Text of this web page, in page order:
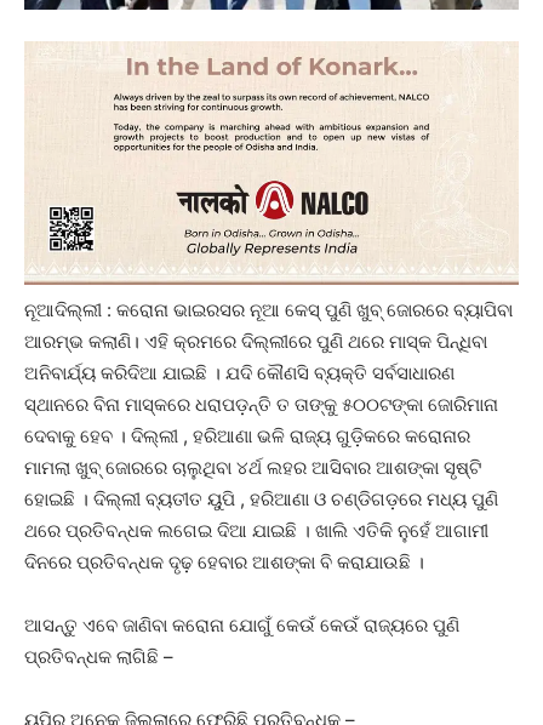
ନୂଆଦିଲ୍ଲୀ : କରୋନା ଭାଇରସର ନୂଆ କେସ୍‌ ପୁଣି ଖୁବ୍‌ ଜୋରରେ ବ୍ୟାପିବା
ଆରମ୍ଭ କଲାଣି। ଏହି କ୍ରମରେ ଦିଲ୍ଲୀରେ ପୁଣି ଥରେ ମାସ୍କ ପିନ୍ଧିବା
ଅନିବାର୍ଯ୍ୟ କରିଦିଆ ଯାଇଛି । ଯଦି କୌଣସି ବ୍ୟକ୍ତି ସର୍ବସାଧାରଣ
ସ୍ଥାନରେ ବିନା ମାସ୍କରେ ଧରାପଡ଼ନ୍ତି ତ ତାଙ୍କୁ ୫୦୦ଟଙ୍କା ଜୋରିମାନା
ଦେବାକୁ ହେବ । ଦିଲ୍ଲୀ , ହରିଆଣା ଭଳି ରାଜ୍ୟ ଗୁଡ଼ିକରେ କରୋନାର
ମାମଲା ଖୁବ୍‌ ଜୋରରେ ଚାଲୁଥିବା ୪ର୍ଥ ଲହର ଆସିବାର ଆଶଙ୍କା ସୃଷ୍ଟି
ହୋଇଛି । ଦିଲ୍ଲୀ ବ୍ୟତୀତ ୟୁପି , ହରିଆଣା ଓ ଚଣ୍ଡିଗଡ଼ରେ ମଧ୍ୟ ପୁଣି
ଥରେ ପ୍ରତିବନ୍ଧକ ଲଗେଇ ଦିଆ ଯାଇଛି । ଖାଲି ଏତିକି ନୁହେଁ ଆଗାମୀ
ଦିନରେ ପ୍ରତିବନ୍ଧକ ଦୃଢ଼ ହେବାର ଆଶଙ୍କା ବି କରାଯାଉଛି ।
ଆସନ୍ତୁ ଏବେ ଜାଣିବା କରୋନା ଯୋଗୁଁ କେଉଁ କେଉଁ ରାଜ୍ୟରେ ପୁଣି
ପ୍ରତିବନ୍ଧକ ଲାଗିଛି –
ୟୁପିର ଅନେକ ଜିଲ୍ଲାରେ ଫେରିଛି ପ୍ରତିବନ୍ଧକ –